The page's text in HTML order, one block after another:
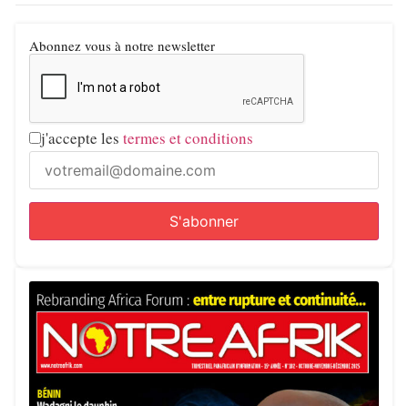
Abonnez vous à notre newsletter
j'accepte les termes et conditions